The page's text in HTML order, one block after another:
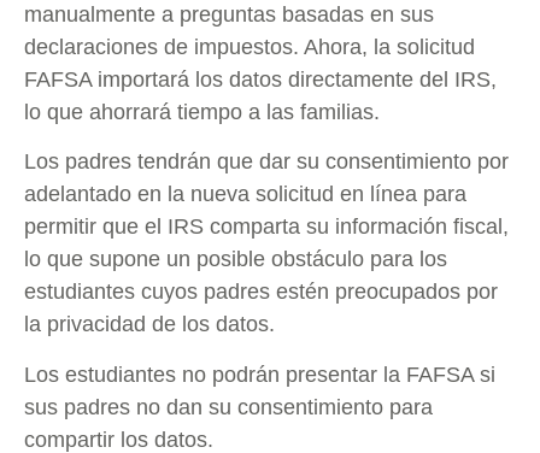
manualmente a preguntas basadas en sus
declaraciones de impuestos. Ahora, la solicitud
FAFSA importará los datos directamente del IRS,
lo que ahorrará tiempo a las familias.
Los padres tendrán que dar su consentimiento por
adelantado en la nueva solicitud en línea para
permitir que el IRS comparta su información fiscal,
lo que supone un posible obstáculo para los
estudiantes cuyos padres estén preocupados por
la privacidad de los datos.
Los estudiantes no podrán presentar la FAFSA si
sus padres no dan su consentimiento para
compartir los datos.